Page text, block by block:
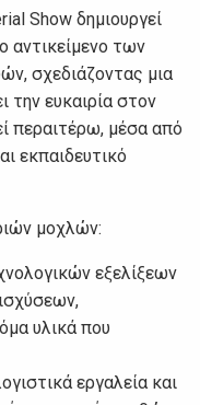
Show δημιουργεί
αντικείμενο των
σχεδιάζοντας μια
την ευκαιρία στον
περαιτέρω, μέσα από
εκπαιδευτικό
μοχλών:
εξελίξεων
υλικά που
εργαλεία και